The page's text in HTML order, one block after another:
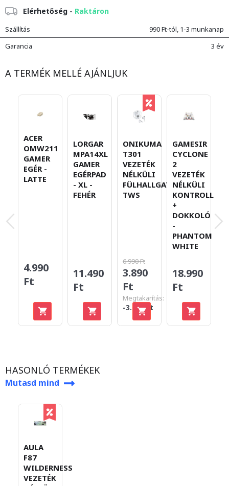
Elérhetőség - Raktáron
Szállítás
990 Ft-tól, 1-3 munkanap
Garancia
3 év
A TERMÉK MELLÉ AJÁNLJUK
ACER
OMW211
GAMER
EGÉR -
LATTE
4.990
Ft
LORGAR
MPA14XL
GAMER
EGÉRPAD
- XL -
FEHÉR
11.490
Ft
ONIKUMA
T301
VEZETÉK
NÉLKÜLI
FÜLHALLGATÓ
TWS
6.990 Ft
3.890
Ft
Megtakarítás:
-3.100 Ft
GAMESIR
CYCLONE
2
VEZETÉK
NÉLKÜLI
KONTROLLER
+
DOKKOLÓ
-
PHANTOM
WHITE
18.990
Ft
HASONLÓ TERMÉKEK
Mutasd mind
AULA
F87
WILDERNESS
VEZETÉK